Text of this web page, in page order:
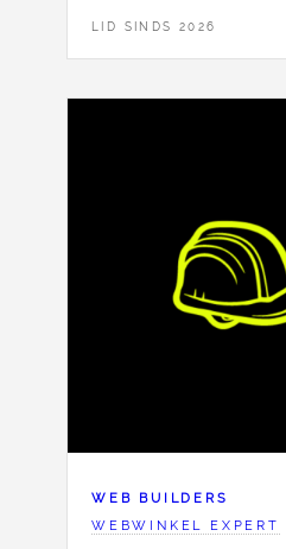
LID SINDS 2026
WEB BUILDERS
WEBWINKEL EXPERT